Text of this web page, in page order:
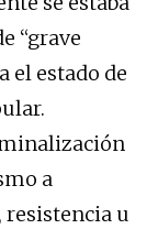
“grave
el estado de
a
resistencia u